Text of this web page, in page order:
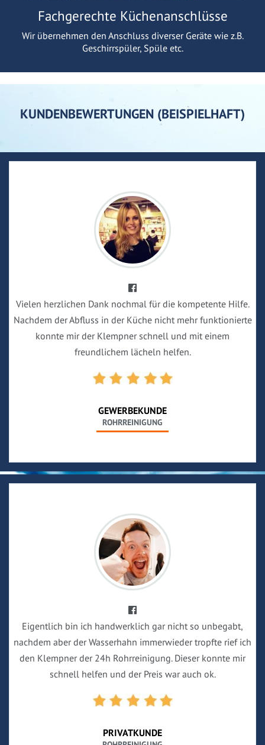
Fachgerechte Küchenanschlüsse
Wir übernehmen den Anschluss diverser Geräte wie z.B.
Geschirrspüler, Spüle etc.
KUNDENBEWERTUNGEN (BEISPIELHAFT)
Vielen herzlichen Dank nochmal für die kompetente Hilfe.
Nachdem der Abfluss in der Küche nicht mehr funktionierte
konnte mir der Klempner schnell und mit einem
freundlichem lächeln helfen.
GEWERBEKUNDE
ROHRREINIGUNG
Eigentlich bin ich handwerklich gar nicht so unbegabt,
nachdem aber der Wasserhahn immerwieder tropfte rief ich
den Klempner der 24h Rohrreinigung. Dieser konnte mir
schnell helfen und der Preis war auch ok.
PRIVATKUNDE